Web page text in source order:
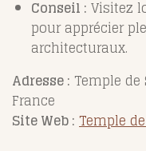
Conseil : Visitez
pour apprécier
architecturaux.
Adresse : Temple de
France
Site Web : Temple